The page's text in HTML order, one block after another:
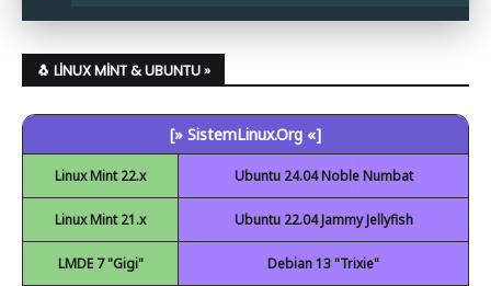
✔ Code::Blocks
✔ NetBeans
✔ Visual Studio Code
✔ .Net Core Kurulumu
🐧 LINUX MINT & UBUNTU »
[» SistemLinux.Org «]
Linux Mint 22.x Ubuntu 24.04 Noble Numbat
Linux Mint 21.x Ubuntu 22.04 Jammy Jellyfish
LMDE 7 "Gigi" Debian 13 "Trixie"